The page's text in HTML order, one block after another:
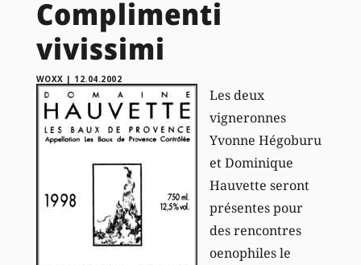
Complimenti
vivissimi
WOXX | 12.04.2002
Les deux
vigneronnes
Yvonne Hégoburu
et Dominique
Hauvette seront
présentes pour
des rencontres
oenophiles le